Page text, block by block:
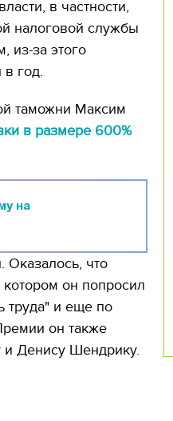
в частности,
налоговой службы
из-за этого
в год.
таможни Максим
в размере 600%
на
Оказалось, что
он попросил
труда" и еще по
он также
и Денису Шендрику.